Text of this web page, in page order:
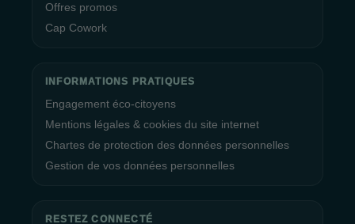
Offres promos
Cap Cowork
INFORMATIONS PRATIQUES
Engagement éco-citoyens
Mentions légales & cookies du site internet
Chartes de protection des données personnelles
Gestion de vos données personnelles
RESTEZ CONNECTÉ